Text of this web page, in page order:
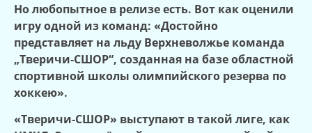
Но любопытное в релизе есть. Вот как оценили
игру одной из команд: «Достойно
представляет на льду Верхневолжье команда
„Тверичи‑СШОР“, созданная на базе областной
спортивной школы олимпийского резерва по
хоккею».
«Тверичи‑СШОР» выступают в такой лиге, как